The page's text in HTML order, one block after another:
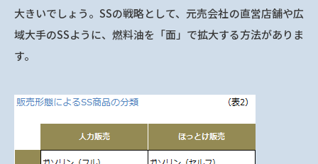
大きいでしょう。SSの戦略として、元売会社の直営店舗や広
域大手のSSように、燃料油を「面」で拡大する方法がありま
す。